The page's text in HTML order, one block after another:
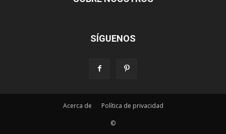
SÍGUENOS
Acerca de Política de privacidad
©